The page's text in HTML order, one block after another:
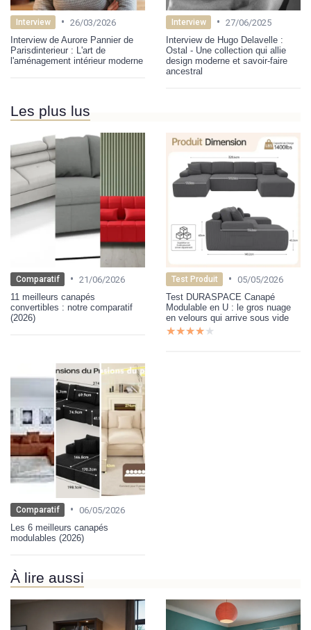
Interview • 26/03/2026
Interview de Aurore Pannier de
Parisdinterieur : L'art de
l'aménagement intérieur moderne
Interview • 27/06/2025
Interview de Hugo Delavelle :
Ostal - Une collection qui allie
design moderne et savoir-faire
ancestral
Les plus lus
Comparatif • 21/06/2026
11 meilleurs canapés
convertibles : notre comparatif
(2026)
Test Produit • 05/05/2026
Test DURASPACE Canapé
Modulable en U : le gros nuage
en velours qui arrive sous vide
★★★★★
★★★★★
Comparatif • 06/05/2026
Les 6 meilleurs canapés
modulables (2026)
À lire aussi